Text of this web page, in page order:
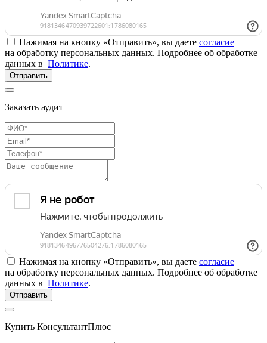
Нажимая на кнопку «Отправить», вы даете согласие
на обработку персональных данных. Подробнее об обработке
данных в Политике.
Отправить
Заказать аудит
Нажимая на кнопку «Отправить», вы даете согласие
на обработку персональных данных. Подробнее об обработке
данных в Политике.
Отправить
Купить КонсультантПлюс